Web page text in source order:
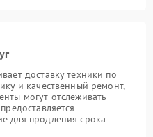
доставку техники по
и качественный ремонт,
могут отслеживать
для продления срока